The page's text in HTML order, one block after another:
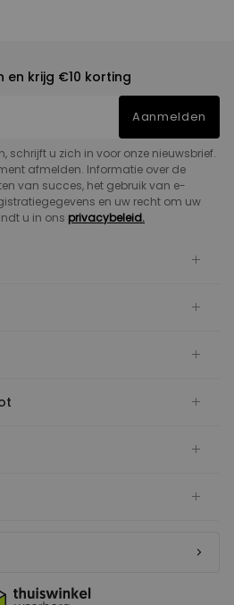
en krijg €10 korting
Aanmelden
schrijft u zich in voor onze nieuwsbrief.
afmelden. Informatie over de
van succes, het gebruik van e-
en uw recht om uw
u in ons privacybeleid.